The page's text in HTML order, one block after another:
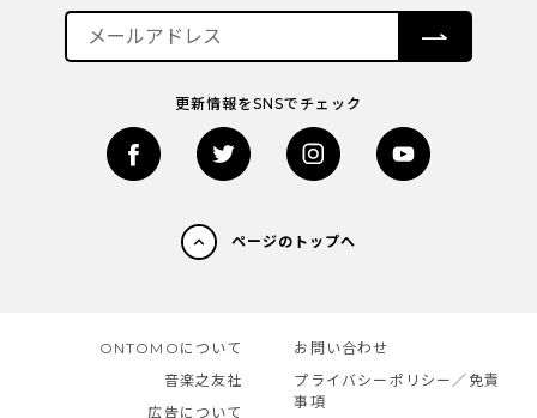
更新情報をSNSでチェック
ページのトップへ
ONTOMOについて
音楽之友社
広告について
お問い合わせ
プライバシーポリシー／免責
事項